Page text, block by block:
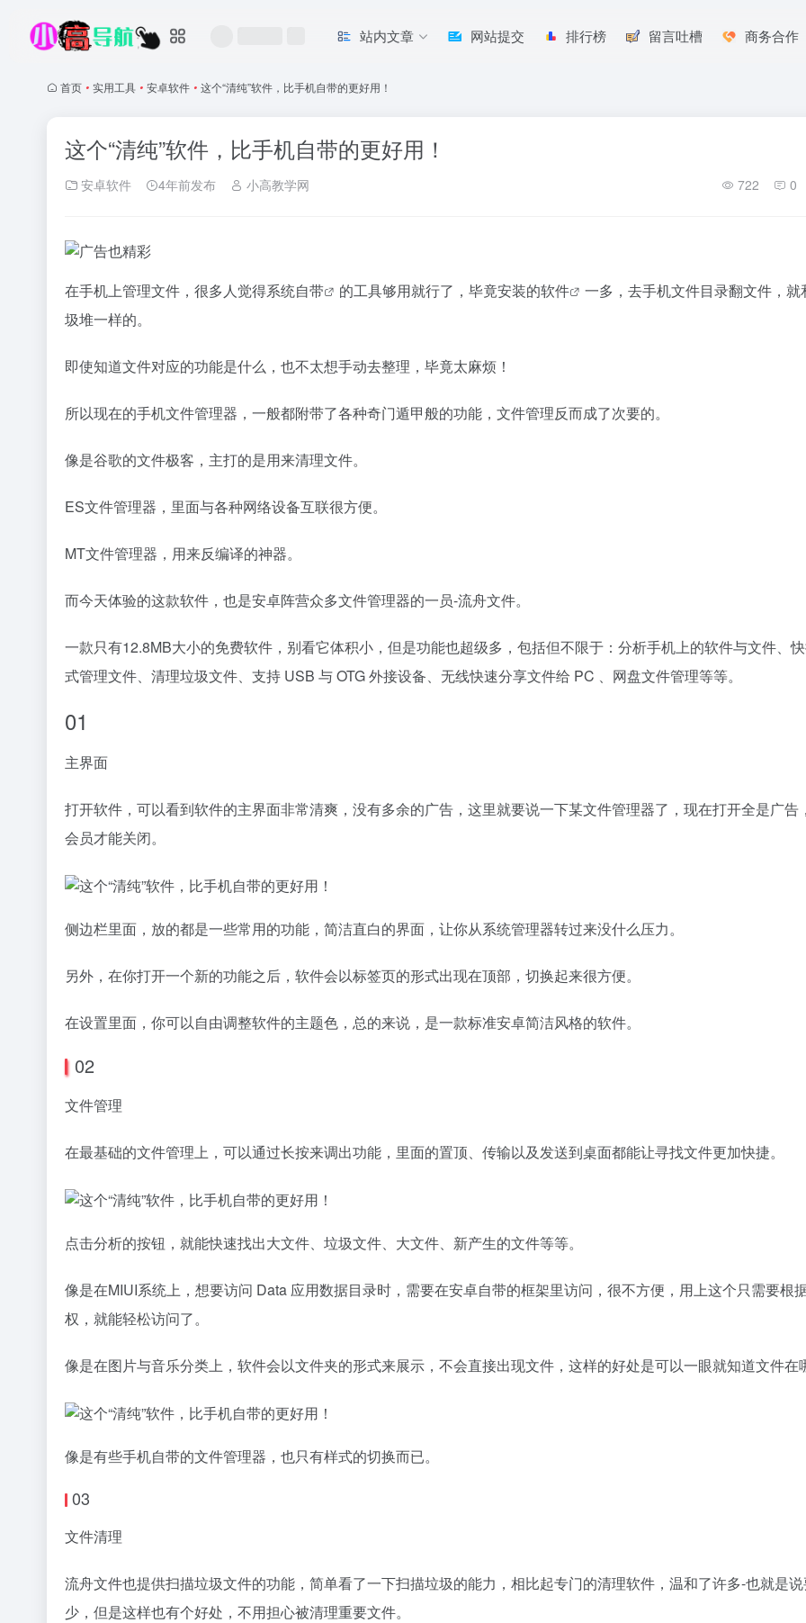
站内文章 网站提交 排行榜 留言吐槽 商务合作
首页 • 实用工具 • 安卓软件 • 这个“清纯”软件，比手机自带的更好用！
这个“清纯”软件，比手机自带的更好用！
安卓软件 4年前发布 小高教学网 722 0
在手机上管理文件，很多人觉得系统自带 的工具够用就行了，毕竟安装的软件
一多，去手机文件目录翻文件，就
圾堆一样的。
即使知道文件对应的功能是什么，也不太想手动去整理，毕竟太麻烦！
所以现在的手机文件管理器，一般都附带了各种奇门遁甲般的功能，文件管理反而成了次要的。
像是谷歌的文件极客，主打的是用来清理文件。
ES文件管理器，里面与各种网络设备互联很方便。
MT文件管理器，用来反编译的神器。
而今天体验的这款软件，也是安卓阵营众多文件管理器的一员-流舟文件。
一款只有12.8MB大小的免费软件，别看它体积小，但是功能也超级多，包括但不限于：分析手机上的软件与文件、
式管理文件、清理垃圾文件、支持 USB 与 OTG 外接设备、无线快速分享文件给 PC 、网盘文件管理等等。
01
主界面
打开软件，可以看到软件的主界面非常清爽，没有多余的广告，这里就要说一下某文件管理器了，现在打开全是广告
会员才能关闭。
侧边栏里面，放的都是一些常用的功能，简洁直白的界面，让你从系统管理器转过来没什么压力。
另外，在你打开一个新的功能之后，软件会以标签页的形式出现在顶部，切换起来很方便。
在设置里面，你可以自由调整软件的主题色，总的来说，是一款标准安卓简洁风格的软件。
02
文件管理
在最基础的文件管理上，可以通过长按来调出功能，里面的置顶、传输以及发送到桌面都能让寻找文件更加快捷。
点击分析的按钮，就能快速找出大文件、垃圾文件、大文件、新产生的文件等等。
像是在MIUI系统上，想要访问 Data 应用数据目录时，需要在安卓自带的框架里访问，很不方便，用上这个只需要根
权，就能轻松访问了。
像是在图片与音乐分类上，软件会以文件夹的形式来展示，不会直接出现文件，这样的好处是可以一眼就知道文件在
像是有些手机自带的文件管理器，也只有样式的切换而已。
03
文件清理
流舟文件也提供扫描垃圾文件的功能，简单看了一下扫描垃圾的能力，相比起专门的清理软件，温和了许多-也就是
少，但是这样也有个好处，不用担心被清理重要文件。